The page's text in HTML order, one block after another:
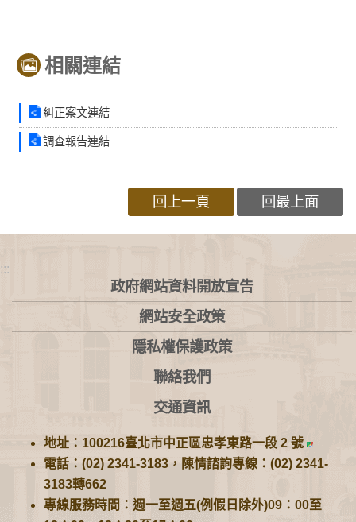
相關連結
糾正案文連結
調查報告連結
回上一頁 回最上面
:::
政府網站資料開放宣告
網站安全政策
隱私權保護政策
聯絡我們
交通資訊
地址：100216臺北市中正區忠孝東路一段 2 號
電話：(02) 2341-3183，陳情諮詢專線：(02) 2341-
3183轉662
專線服務時間：週一至週五(例假日除外)09：00至